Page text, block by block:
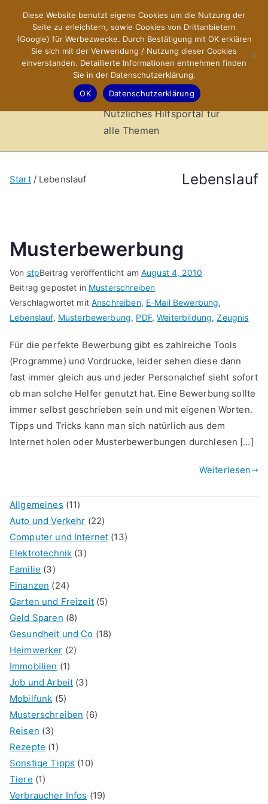
springen
X-Sites.de
–
Hilfsportal
Nützliches Hilfsportal für
alle Themen
Lebenslauf
Start Lebenslauf
Musterbewerbung
Von stpBeitrag veröffentlicht am August 4, 2010
Beitrag gepostet in Musterschreiben
Verschlagwortet mitAnschreiben, E-Mail Bewerbung,
Lebenslauf, Musterbewerbung, PDF,Weiterbildung,Zeugnis
Für die perfekte Bewerbung gibt es zahlreiche Tools
(Programme) und Vordrucke, leider sehen diese dann
fast immer gleich aus und jeder Personalchef sieht sofort
ob man solche Helfer genutzt hat. Eine Bewerbung sollte
immer selbst geschrieben sein und mit eigenen Worten.
Tipps und Tricks kann man sich natürlich aus dem
Internet holen oder Musterbewerbungen durchlesen […]
Weiterlesen
Allgemeines (11)
Auto und Verkehr (22)
Computer und Internet (13)
Elektrotechnik (3)
Familie (3)
Finanzen (24)
Garten und Freizeit(5)
Geld Sparen (8)
Gesundheit und Co (18)
Heimwerker (2)
Immobilien (1)
Job und Arbeit (3)
Mobilfunk (5)
Musterschreiben (6)
Reisen (3)
Rezepte (1)
Sonstige Tipps (10)
Tiere (1)
Verbraucher Infos (19)
Diese Website benutzt eigene Cookies um die Nutzung der
Seite zu erleichtern, sowie Cookies von Drittanbietern
(Google) für Werbezwecke. Durch Bestätigung mit OK erklären
Sie sich mit der Verwendung / Nutzung dieser Cookies
einverstanden. Detaillierte Informationen entnehmen finden
Sie in der Datenschutzerklärung.
OK
Datenschutzerklärung